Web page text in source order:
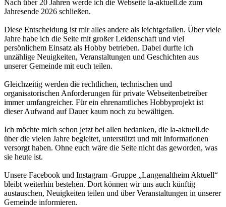
Nach über 20 Jahren werde ich die Webseite la-aktuell.de zum
Jahresende 2026 schließen.
Diese Entscheidung ist mir alles andere als leichtgefallen. Über viele
Jahre habe ich die Seite mit großer Leidenschaft und viel
persönlichem Einsatz als Hobby betrieben. Dabei durfte ich
unzählige Neuigkeiten, Veranstaltungen und Geschichten aus
unserer Gemeinde mit euch teilen.
Gleichzeitig werden die rechtlichen, technischen und
organisatorischen Anforderungen für private Webseitenbetreiber
immer umfangreicher. Für ein ehrenamtliches Hobbyprojekt ist
dieser Aufwand auf Dauer kaum noch zu bewältigen.
Ich möchte mich schon jetzt bei allen bedanken, die la-aktuell.de
über die vielen Jahre begleitet, unterstützt und mit Informationen
versorgt haben. Ohne euch wäre die Seite nicht das geworden, was
sie heute ist.
Unsere Facebook und Instagram -Gruppe „Langenaltheim Aktuell“
bleibt weiterhin bestehen. Dort können wir uns auch künftig
austauschen, Neuigkeiten teilen und über Veranstaltungen in unserer
Gemeinde informieren.